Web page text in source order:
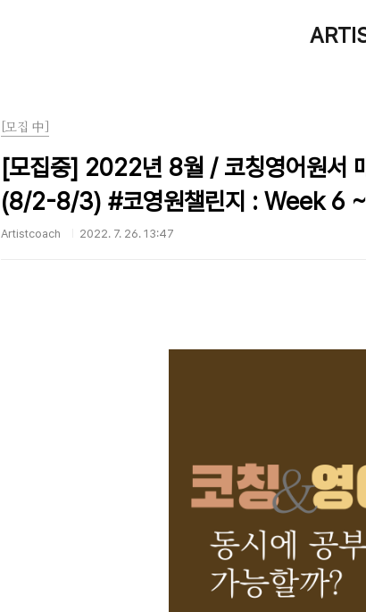
[모집 中]
[모집중] 2022년 8월 / 코칭영어원
(8/2-8/3) #코영원챌린지 : Week 6 ~
Artistcoach 2022. 7. 26. 13:47